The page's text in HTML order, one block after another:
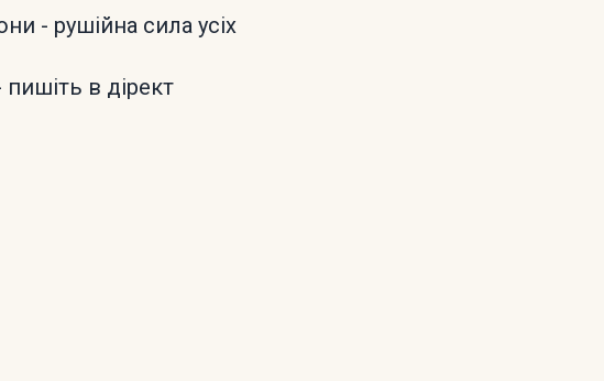
- рушійна сила усіх
в дірект